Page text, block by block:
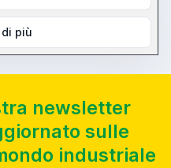
più
newsletter
sulle
industriale